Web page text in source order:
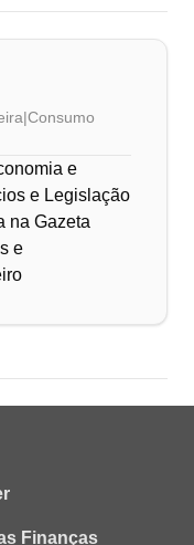
|Consumo
e
e Legislação
na Gazeta
e
Finanças